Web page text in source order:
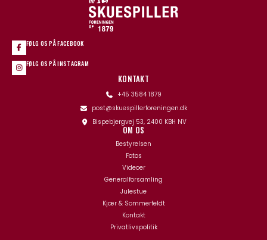
FØLG OS PÅ FACEBOOK
FØLG OS PÅ INSTAGRAM
KONTAKT
+45 3584 1879
post@skuespillerforeningen.dk
Bispebjergvej 53, 2400 KBH NV
OM OS
Bestyrelsen
Fotos
Videoer
Generalforsamling
Julestue
Kjær & Sommerfeldt
Kontakt
Privatlivspolitik